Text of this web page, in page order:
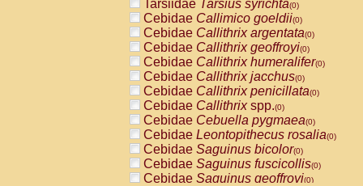
Tarsiidae Tarsius syrichta(0)
Cebidae Callimico goeldii(0)
Cebidae Callithrix argentata(0)
Cebidae Callithrix geoffroyi(0)
Cebidae Callithrix humeralifer(0)
Cebidae Callithrix jacchus(0)
Cebidae Callithrix penicillata(0)
Cebidae Callithrixspp.(0)
Cebidae Cebuella pygmaea(0)
Cebidae Leontopithecus rosalia(0)
Cebidae Saguinus bicolor(0)
Cebidae Saguinus fuscicollis(0)
Cebidae Saguinus geoffroyi(0)